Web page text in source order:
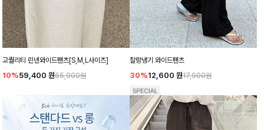
고퀄리티 린넨와이드팬츠[S,M,L사이즈]
10%59,400 원65,900원
찰랑냉기 와이드팬츠
30%12,600 원17,900원